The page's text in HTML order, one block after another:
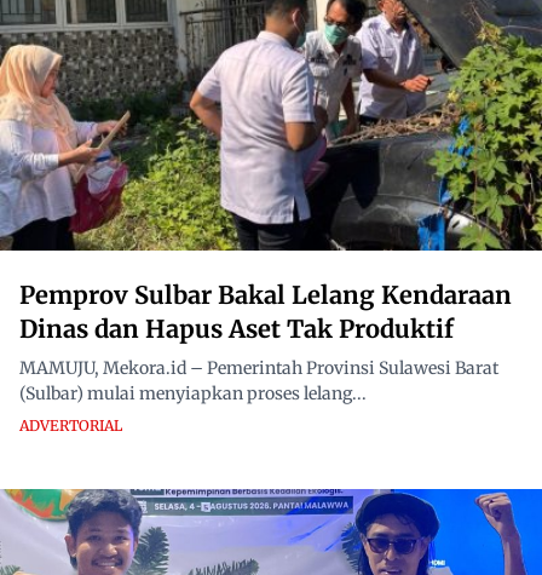
Pemprov Sulbar Bakal Lelang Kendaraan
Dinas dan Hapus Aset Tak Produktif
MAMUJU, Mekora.id – Pemerintah Provinsi Sulawesi Barat
(Sulbar) mulai menyiapkan proses lelang...
ADVERTORIAL